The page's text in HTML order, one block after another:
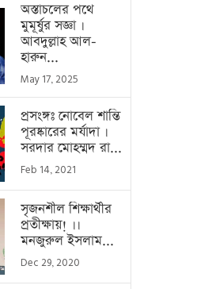
অস্তাচলের পথে
মুমূর্ষুর সজ্ঞা ।
আবদুল্লাহ আল-
হারুন...
May 17, 2025
প্রসংঙ্গঃ নোবেল শান্তি
পূরষ্কারের মর্যাদা ।
সরদার মোহম্মদ রা...
Feb 14, 2021
সৃজনশীল শিক্ষার্থীর
প্রতীক্ষায়! ।।
মনজুরুল ইসলাম...
Dec 29, 2020